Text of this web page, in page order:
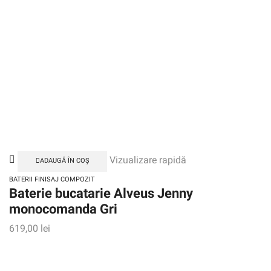
ADAUGĂ ÎN COȘ Vizualizare rapidă
BATERII FINISAJ COMPOZIT
Baterie bucatarie Alveus Jenny
monocomanda Gri
619,00 lei